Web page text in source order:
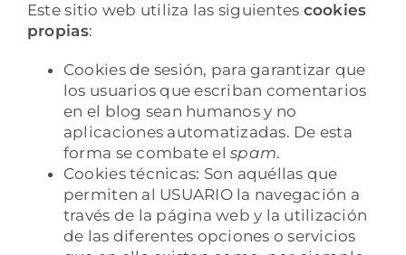
Este sitio web utiliza las siguientes cookies
propias:
Cookies de sesión, para garantizar que
los usuarios que escriban comentarios
en el blog sean humanos y no
aplicaciones automatizadas. De esta
forma se combate elspam.
Cookies técnicas: Son aquéllas que
permiten al USUARIO la navegación a
través de la página web y la utilización
de las diferentes opciones o servicios